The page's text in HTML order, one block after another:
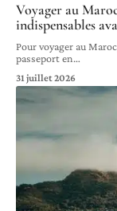
Voyager au
indispensables
Pour voyager au
passeport en…
31 juillet 2026